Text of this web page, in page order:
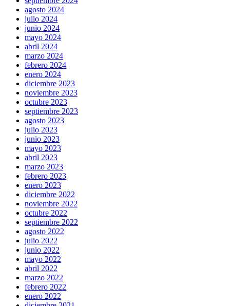
agosto 2024
julio 2024
junio 2024
mayo 2024
abril 2024
marzo 2024
febrero 2024
enero 2024
diciembre 2023
noviembre 2023
octubre 2023
septiembre 2023
agosto 2023
julio 2023
junio 2023
mayo 2023
abril 2023
marzo 2023
febrero 2023
enero 2023
diciembre 2022
noviembre 2022
octubre 2022
septiembre 2022
agosto 2022
julio 2022
junio 2022
mayo 2022
abril 2022
marzo 2022
febrero 2022
enero 2022